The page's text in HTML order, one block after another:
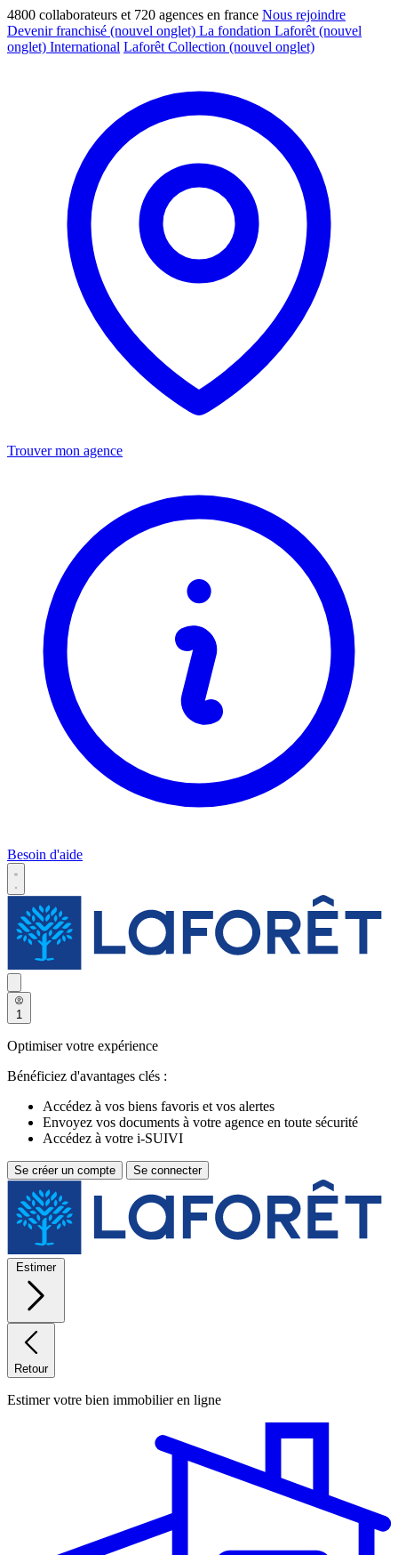
4800 collaborateurs et 720 agences en france Nous rejoindre
Devenir franchisé (nouvel onglet) La fondation Laforêt (nouvel
onglet) International Laforêt Collection (nouvel onglet)
Trouver mon agence
Besoin d'aide
1
Optimiser votre expérience
Bénéficiez d'avantages clés :
Accédez à vos biens favoris et vos alertes
Envoyez vos documents à votre agence en toute sécurité
Accédez à votre i-SUIVI
Se créer un compte Se connecter
Estimer
Retour
Estimer votre bien immobilier en ligne